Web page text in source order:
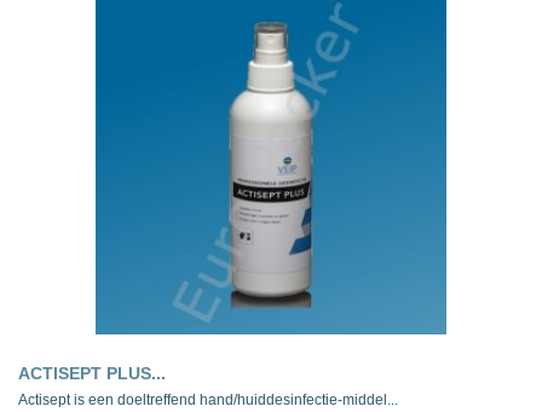
ACTISEPT PLUS...
Actisept is een doeltreffend hand/huiddesinfectie-middel...